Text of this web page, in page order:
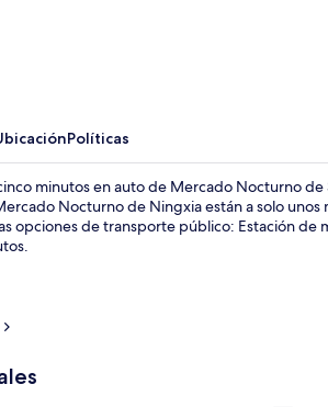
Políticas
minutos en auto de Mercado Nocturno
Nocturno de Ningxia están a solo
opciones de transporte público: Estación de